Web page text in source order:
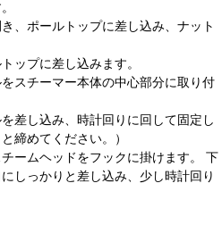
、ポールトップに差し込み、ナット
ップに差し込みます。
スチーマー本体の中心部分に取り付
差し込み、時計回りに回して固定し
締めてください。）
ームヘッドをフックに掛けます。 下
しっかりと差し込み、少し時計回り